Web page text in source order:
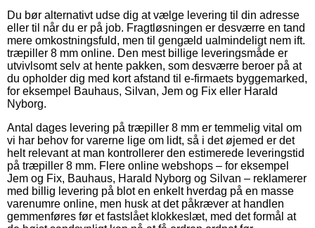
Du bør alternativt udse dig at vælge levering til din adresse
eller til når du er på job. Fragtløsningen er desværre en tand
mere omkostningsfuld, men til gengæld ualmindeligt nem ift.
træpiller 8 mm online. Den mest billige leveringsmåde er
utvivlsomt selv at hente pakken, som desværre beroer på at
du opholder dig med kort afstand til e-firmaets byggemarked,
for eksempel Bauhaus, Silvan, Jem og Fix eller Harald
Nyborg.
Antal dages levering på træpiller 8 mm er temmelig vital om
vi har behov for varerne lige om lidt, så i det øjemed er det
helt relevant at man kontrollerer den estimerede leveringstid
på træpiller 8 mm. Flere online webshops – for eksempel
Jem og Fix, Bauhaus, Harald Nyborg og Silvan – reklamerer
med billig levering på blot en enkelt hverdag på en masse
varenumre online, men husk at det påkræver at handlen
gemmenføres før et fastslået klokkeslæt, med det formål at